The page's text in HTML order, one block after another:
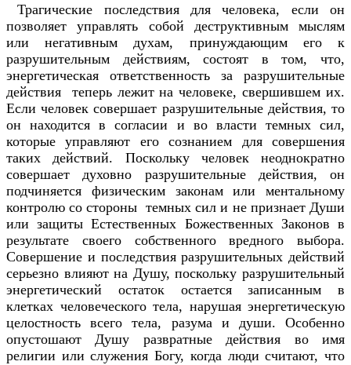
Трагические последствия для человека, если он
позволяет управлять собой деструктивным мыслям
или негативным духам, принуждающим его к
разрушительным действиям, состоят в том, что,
энергетическая ответственность за разрушительные
действия теперь лежит на человеке, свершившем их.
Если человек совершает разрушительные действия, то
он находится в согласии и во власти темных сил,
которые управляют его сознанием для совершения
таких действий. Поскольку человек неоднократно
совершает духовно разрушительные действия, он
подчиняется физическим законам или ментальному
контролю со стороны темных сил и не признает Души
или защиты Естественных Божественных Законов в
результате своего собственного вредного выбора.
Совершение и последствия разрушительных действий
серьезно влияют на Душу, поскольку разрушительный
энергетический остаток остается записанным в
клетках человеческого тела, нарушая энергетическую
целостность всего тела, разума и души. Особенно
опустошают Душу развратные действия во имя
религии или служения Богу, когда люди считают, что